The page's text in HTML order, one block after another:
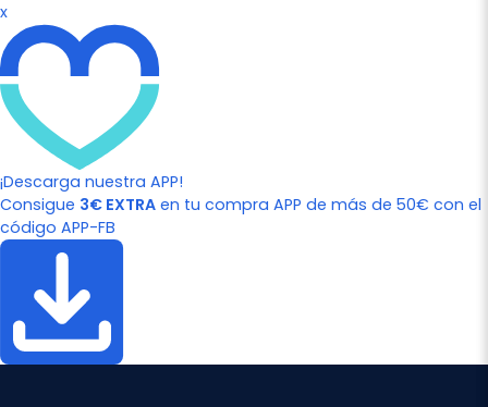
x
¡Descarga nuestra APP!
Consigue 3€ EXTRA en tu compra APP de más de 50€ con el
código APP-FB